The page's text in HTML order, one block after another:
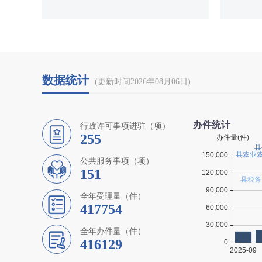
数据统计 (更新时间2026年08月06日)
行政许可事项进驻（项）
255
公共服务事项（项）
151
全年受理量（件）
417754
全年办件量（件）
416129
办件统计